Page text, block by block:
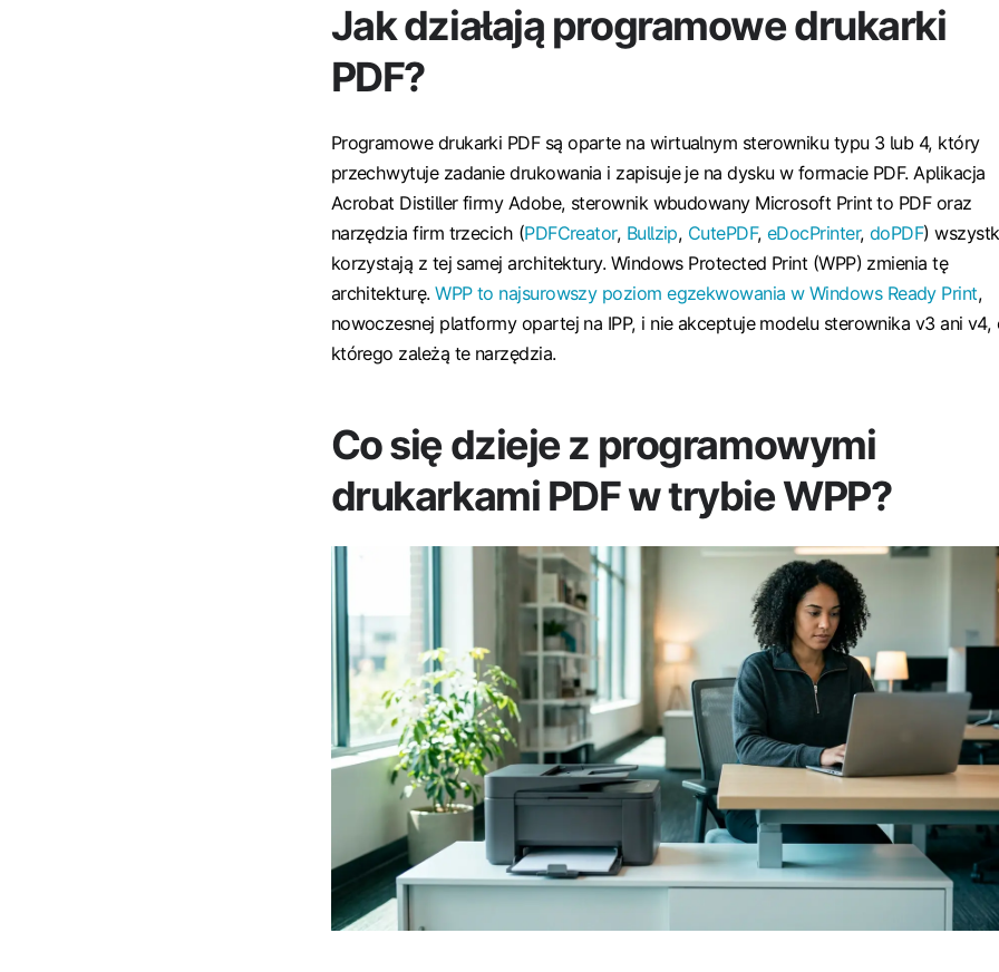
Jak działają programowe drukarki
PDF?
Programowe drukarki PDF są oparte na wirtualnym sterowniku typu 3 lub 4, który
przechwytuje zadanie drukowania i zapisuje je na dysku w formacie PDF. Aplikacja
Acrobat Distiller firmy Adobe, sterownik wbudowany Microsoft Print to PDF oraz
narzędzia firm trzecich (PDFCreator, Bullzip, CutePDF,eDocPrinter, doPDF)
korzystają z tej samej architektury. Windows Protected Print (WPP) zmienia tę
architekturę.WPP to najsurowszy poziom egzekwowania w Windows Ready Print,
nowoczesnej platformy opartej na IPP, i nie akceptuje modelu sterownika v3 ani v4,
którego zależą te narzędzia.
Co się dzieje z programowymi
drukarkami PDF w trybie WPP?